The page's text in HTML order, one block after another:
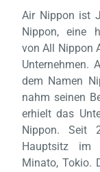
Air Nippon ist
Nippon, eine
von All Nippon
Unternehmen.
dem Namen
nahm seinen
erhielt das
Nippon. Seit
Hauptsitz im
Minato, Tokio.